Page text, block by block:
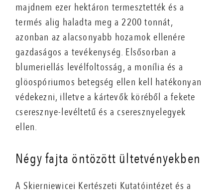
majdnem ezer hektáron termesztették és a
termés alig haladta meg a 2200 tonnát,
azonban az alacsonyabb hozamok ellenére
gazdaságos a tevékenység. Elsősorban a
blumeriellás levélfoltosság, a monília és a
glöospóriumos betegség ellen kell hatékonyan
védekezni, illetve a kártevők köréből a fekete
cseresznye-levéltetű és a cseresznyelegyek
ellen.
Négy fajta öntözött ültetvényekben
A Skierniewicei Kertészeti Kutatóintézet és a